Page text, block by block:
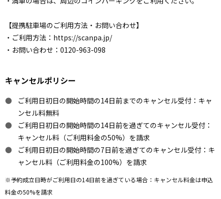
【提携駐車場のご利用方法・お問い合わせ】
・ご利用方法：https://scanpa.jp/
・お問い合わせ：0120-963-098
キャンセルポリシー
ご利用日初日の開始時間の14日前までのキャンセル受付：キャ
ンセル料無料
ご利用日初日の開始時間の14日前を過ぎてのキャンセル受付：
キャンセル料（ご利用料金の50%）を請求
ご利用日初日の開始時間の7日前を過ぎてのキャンセル受付：キ
ャンセル料（ご利用料金の100%）を請求
※予約成立日時がご利用日の14日前を過ぎている場合：キャンセル料金は申込
料金の50%を請求